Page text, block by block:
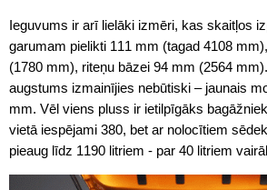
Ieguvums ir arī lielāki izmēri, kas skaitļos
garumam pielikti 111 mm (tagad 4108
(1780 mm), riteņu bāzei 94 mm (2564
augstums izmainījies nebūtiski – jaunais
mm. Vēl viens pluss ir ietilpīgāks
vietā iespējami 380, bet ar nolocītiem
pieaug līdz 1190 litriem - par 40 litriem